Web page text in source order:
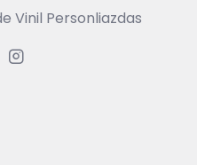
Vinil Personliazdas